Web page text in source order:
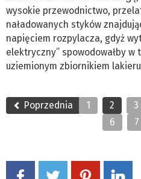
wysokie przewodnictwo,
naładowanych styków
napięciem rozpylacza, gdyż
elektryczny” spowodowałby
uziemionym zbiornikiem
Poprzednia 1 2 3
6
7